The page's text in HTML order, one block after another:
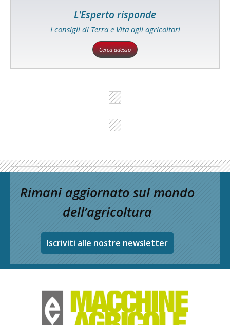
L'Esperto risponde
I consigli di Terra e Vita agli agricoltori
Cerca adesso
Rimani aggiornato sul mondo
dell’agricoltura
Iscriviti alle nostre newsletter